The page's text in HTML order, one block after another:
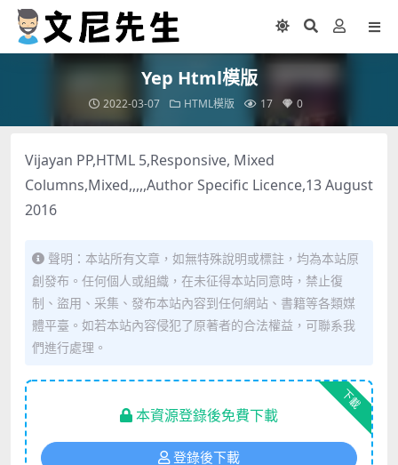
Yep Html模版
2022-03-07 HTML模版 17 0
Vijayan PP,HTML 5,Responsive, Mixed
Columns,Mixed,,,,,Author Specific Licence,13 August
2016
聲明：本站所有文章，如無特殊說明或標註，均為本站原
創發布。任何個人或組織，在未征得本站同意時，禁止復
制、盜用、采集、發布本站內容到任何網站、書籍等各類媒
體平臺。如若本站內容侵犯了原著者的合法權益，可聯系我
們進行處理。
下載
本資源登錄後免費下載
登錄後下載